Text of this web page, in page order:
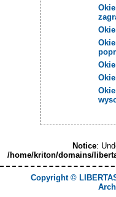
Notice:
/home/kriton/domains/
Copyright ©